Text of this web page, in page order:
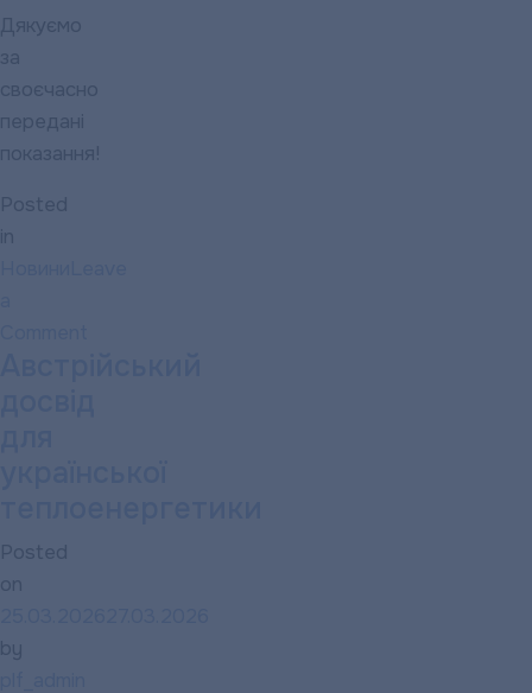
Дякуємо
за
своєчасно
передані
показання!
Posted
in
Posted
on
by